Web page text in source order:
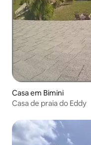
Casa em Bimini
Casa de praia do Eddy